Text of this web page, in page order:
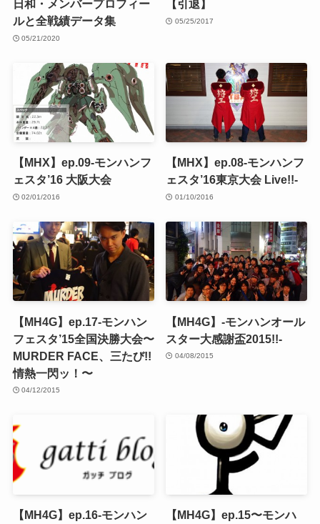
日和・メンバープロフィー
ルと全戦績データ集
05/21/2020
【引退】
05/25/2017
【MHX】ep.09-モンハンフ
ェスタ’16 大阪大会
02/01/2016
【MHX】ep.08-モンハンフ
ェスタ’16東京大会 Live!!-
01/10/2016
【MH4G】ep.17-モンハン
フェスタ’15全国決勝大会〜
MURDER FACE、三たび!!
情熱一閃ッ！〜
04/12/2015
【MH4G】-モンハンオール
スター大感謝盃2015!!-
04/08/2015
【MH4G】ep.16-モンハン
【MH4G】ep.15〜モンハ